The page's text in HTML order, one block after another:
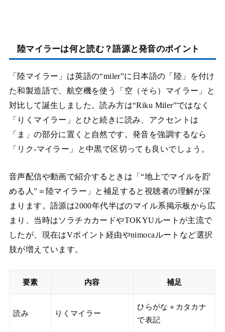
陸マイラーは何と読む？語源と発音のポイント
「陸マイラー」は英語の“miler”に日本語の「陸」を付け
た和製造語で、航空機を使う「空（そら）マイラー」と
対比して誕生しました。読み方は“Riku Miler”ではなく
「りくマイラー」とひと続きに読み、アクセントは
「ま」の部分に置くと自然です。発音を強調するなら
「リク‐マイラー」と中黒で区切っても良いでしょう。
音声配信や動画で紹介するときは「“地上でマイルを貯
める人”＝陸マイラー」と補足すると視聴者の理解が深
まります。語源は2000年代半ばのマイル系掲示板から広
まり、当時はソラチカカードやTOKYUルートが主流で
したが、現在はVポイント経由やnimocaルートなど選択
肢が増えています。
要素 内容 補足
読み りくマイラー
ひらがな＋カタカナ
で表記